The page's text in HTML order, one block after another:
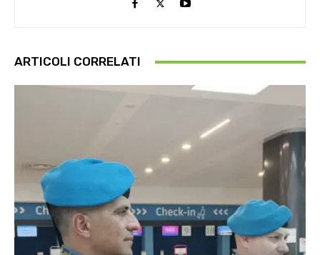
ARTICOLI CORRELATI